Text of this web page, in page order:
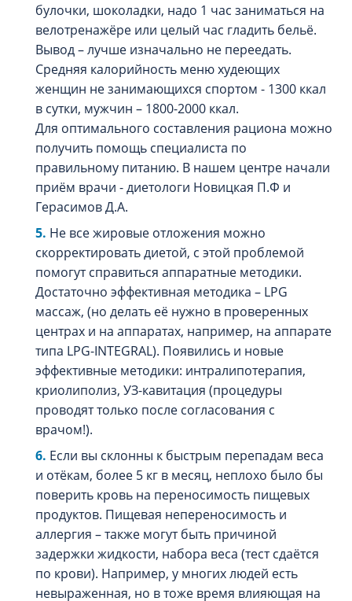
булочки, шоколадки, надо 1 час заниматься на
велотренажёре или целый час гладить бельё.
Вывод – лучше изначально не переедать.
Средняя калорийность меню худеющих
женщин не занимающихся спортом - 1300 ккал
в сутки, мужчин – 1800-2000 ккал.
Для оптимального составления рациона можно
получить помощь специалиста по
правильному питанию. В нашем центре начали
приём врачи - диетологи Новицкая П.Ф и
Герасимов Д.А.
Не все жировые отложения можно
скорректировать диетой, с этой проблемой
помогут справиться аппаратные методики.
Достаточно эффективная методика – LPG
массаж, (но делать её нужно в проверенных
центрах и на аппаратах, например, на аппарате
типа LPG-INTEGRAL). Появились и новые
эффективные методики: интралипотерапия,
криолиполиз, УЗ-кавитация (процедуры
проводят только после согласования с
врачом!).
Если вы склонны к быстрым перепадам веса
и отёкам, более 5 кг в месяц, неплохо было бы
поверить кровь на переносимость пищевых
продуктов. Пищевая непереносимость и
аллергия – также могут быть причиной
задержки жидкости, набора веса (тест сдаётся
по крови). Например, у многих людей есть
невыраженная, но в тоже время влияющая на